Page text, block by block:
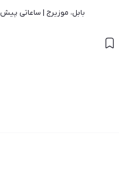
بابل، موزیرج | ساعاتی پیش